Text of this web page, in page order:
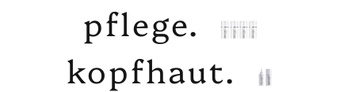
pflege.
kopfhaut.